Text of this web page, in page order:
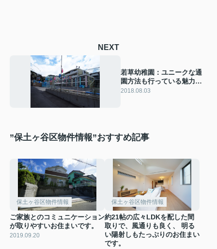
NEXT
若草幼稚園：ユニークな通
園方法も行っている魅力を
ご紹介！
2018.08.03
”保土ヶ谷区物件情報”おすすめ記事
保土ヶ谷区物件情報
ご家族とのコミュニケーション
が取りやすいお住まいです。
2019.09.20
保土ヶ谷区物件情報
約21帖の広々LDKを配した間
取りで、風通りも良く、 明る
い陽射しもたっぷりのお住まい
です。